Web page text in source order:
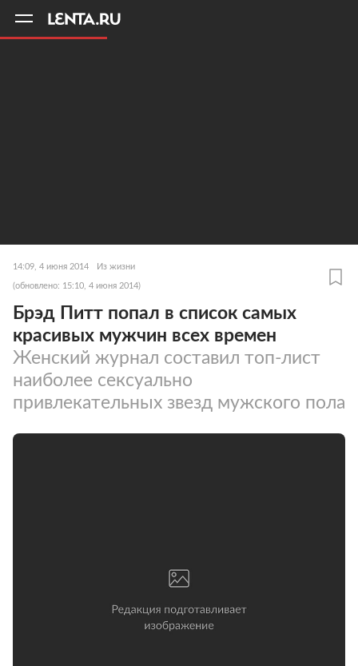
14:09, 4 июня 2014 Из жизни
(обновлено: 15:10, 4 июня 2014)
Брэд Питт попал в список самых
красивых мужчин всех времен
Женский журнал составил топ-лист
наиболее сексуально
привлекательных звезд мужского пола